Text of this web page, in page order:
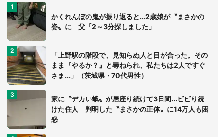
かくれんぼの鬼が振り返ると...2歳娘が〝まさかの
姿〟に 父「2～3分探しました」
「上野駅の階段で、見知らぬ人と目が合った。その
まま『やるか？』と尋ねられ、私たちは2人ですぐ
さま...」（茨城県・70代男性）
家に〝デカい蛾〟が居座り続けて3日間...ビビり続
けた住人 判明した〝まさかの正体〟に14万人も困
惑